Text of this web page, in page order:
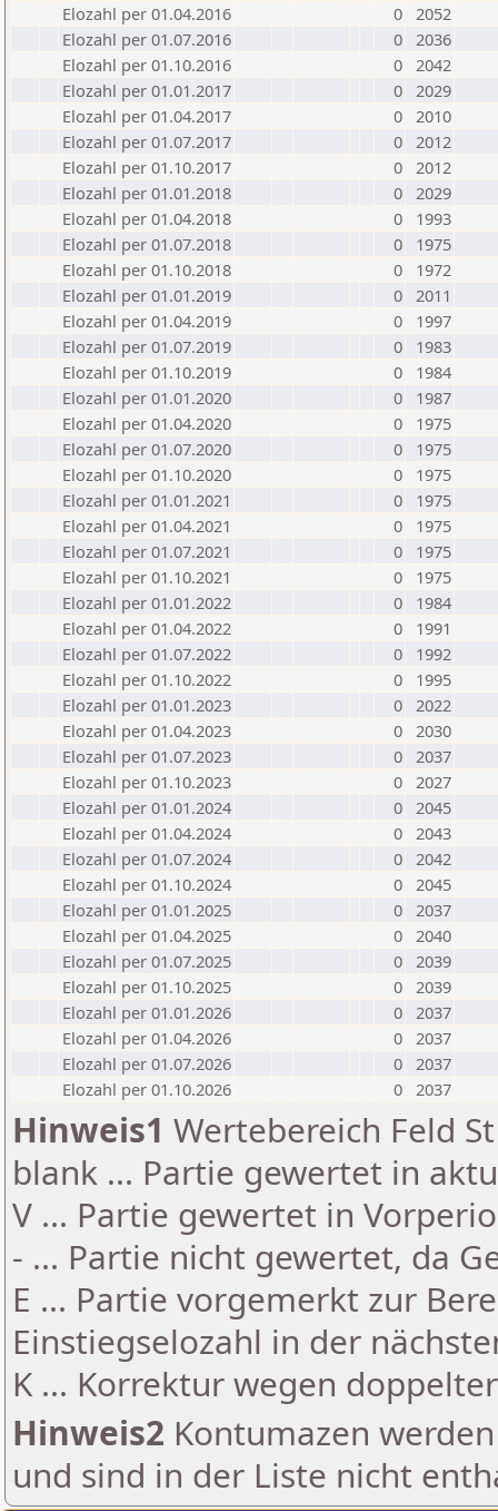
Elozahl per 01.04.2016
0 2052
Elozahl per 01.07.2016
0 2036
Elozahl per 01.10.2016
0 2042
Elozahl per 01.01.2017
0 2029
Elozahl per 01.04.2017
0 2010
Elozahl per 01.07.2017
0 2012
Elozahl per 01.10.2017
0 2012
Elozahl per 01.01.2018
0 2029
Elozahl per 01.04.2018
0
1993
Elozahl per 01.07.2018
0
1975
Elozahl per 01.10.2018
0
1972
Elozahl per 01.01.2019
0 2011
Elozahl per 01.04.2019
0
1997
Elozahl per 01.07.2019
0
1983
Elozahl per 01.10.2019
0
1984
Elozahl per 01.01.2020
0
1987
Elozahl per 01.04.2020
0
1975
Elozahl per 01.07.2020
0
1975
Elozahl per 01.10.2020
0
1975
Elozahl per 01.01.2021
0
1975
Elozahl per 01.04.2021
0
1975
Elozahl per 01.07.2021
0
1975
Elozahl per 01.10.2021
0
1975
Elozahl per 01.01.2022
0
1984
Elozahl per 01.04.2022
0
1991
Elozahl per 01.07.2022
0
1992
Elozahl per 01.10.2022
0
1995
Elozahl per 01.01.2023
0 2022
Elozahl per 01.04.2023
0 2030
Elozahl per 01.07.2023
0 2037
Elozahl per 01.10.2023
0 2027
Elozahl per 01.01.2024
0 2045
Elozahl per 01.04.2024
0 2043
Elozahl per 01.07.2024
0 2042
Elozahl per 01.10.2024
0 2045
Elozahl per 01.01.2025
0 2037
Elozahl per 01.04.2025
0 2040
Elozahl per 01.07.2025
0 2039
Elozahl per 01.10.2025
0 2039
Elozahl per 01.01.2026
0 2037
Elozahl per 01.04.2026
0 2037
Elozahl per 01.07.2026
0 2037
Elozahl per 01.10.2026
0 2037
Hinweis1 Wertebereich Feld
blank ... Partie gewertet in
V ... Partie gewertet in
- ... Partie nicht gewertet, da
E ... Partie vorgemerkt zur
Einstiegselozahl in der
K ... Korrektur wegen
Hinweis2 Kontumazen
und sind in der Liste nicht